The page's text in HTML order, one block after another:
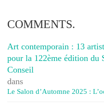
COMMENTS.
Art contemporain : 13
pour la 122ème édition du
Conseil
dans
Le Salon d’Automne 2025 :